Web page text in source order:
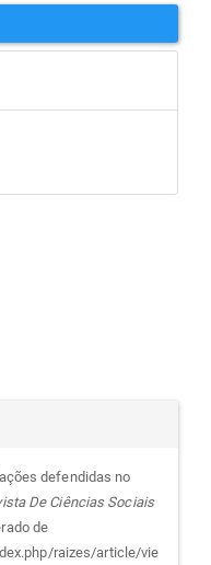
defendidas no
De Ciências Sociais
de
raizes/article/vie